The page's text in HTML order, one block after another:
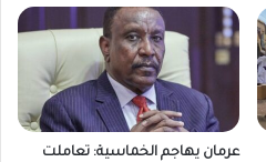
عرمان يهاجم الخماسية: تعاملت